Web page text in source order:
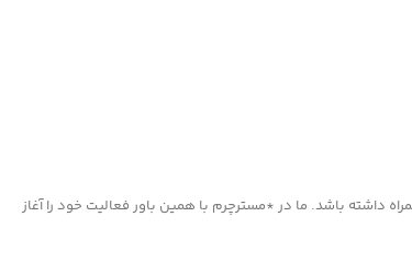
داشته باشد. ما در *مسترچرم با همین باور فعالیت خود را آغاز